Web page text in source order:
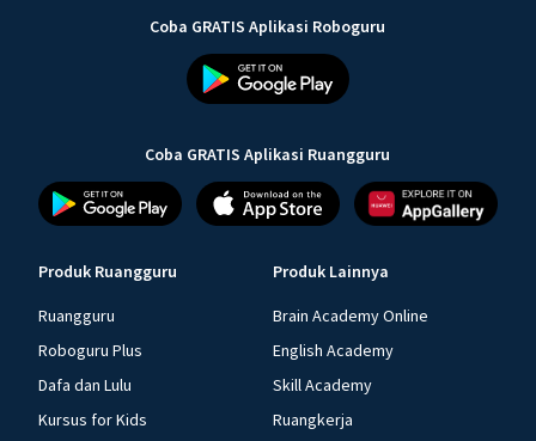
Coba GRATIS Aplikasi Roboguru
Coba GRATIS Aplikasi Ruangguru
Produk Ruangguru
Ruangguru
Roboguru Plus
Dafa dan Lulu
Kursus for Kids
Produk Lainnya
Brain Academy Online
English Academy
Skill Academy
Ruangkerja